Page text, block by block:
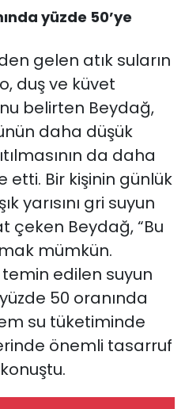
yüzde 50’ye
gelen atık suların
duş ve küvet
belirten Beydağ,
daha düşük
da daha
etti. Bir kişinin günlük
yarısını gri suyun
çeken Beydağ, “Bu
mümkün.
edilen suyun
50 oranında
su tüketiminde
önemli tasarruf